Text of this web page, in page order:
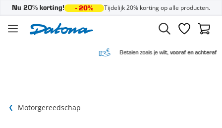
Nu 20% korting! - 20% Tijdelijk 20% korting op alle producten.
Verlanglijst
Betalen zoals je wilt,vooraf en achteraf
Motorgereedschap